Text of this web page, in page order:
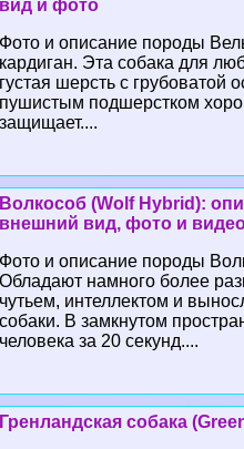
вид и фото
Фото и описание породы
кардиган. Эта собака для
густая шерсть с грубоватой
пушистым подшерстком
защищает....
Волкособ (Wolf Hybrid):
внешний вид, фото и
Фото и описание породы
Обладают намного более
чутьем, интеллектом и
собаки. В замкнутом
человека за 20 секунд....
Гренландская собака